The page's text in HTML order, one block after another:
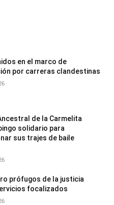
en el marco de
por carreras clandestinas
de la Carmelita
solidario para
sus trajes de baile
prófugos de la justicia
focalizados